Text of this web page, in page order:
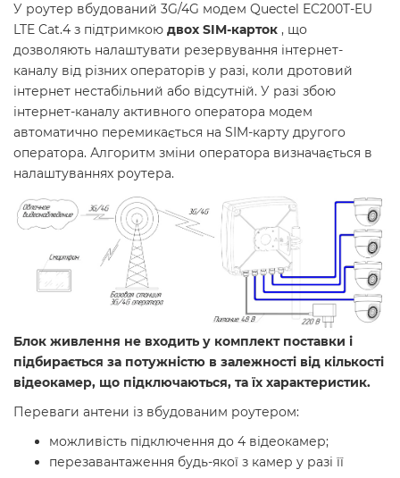
У роутер вбудований 3G/4G модем Quectel EC200T-EU
LTE Cat.4 з підтримкою двох SIM-карток , що
дозволяють налаштувати резервування інтернет-
каналу від різних операторів у разі, коли дротовий
інтернет нестабільний або відсутній. У разі збою
інтернет-каналу активного оператора модем
автоматично перемикається на SIM-карту другого
оператора. Алгоритм зміни оператора визначається в
налаштуваннях роутера.
Блок живлення не входить у комплект поставки і
підбирається за потужністю в залежності від кількості
відеокамер, що підключаються, та їх характеристик.
Переваги антени із вбудованим роутером:
можливість підключення до 4 відеокамер;
перезавантаження будь-якої з камер у разі її